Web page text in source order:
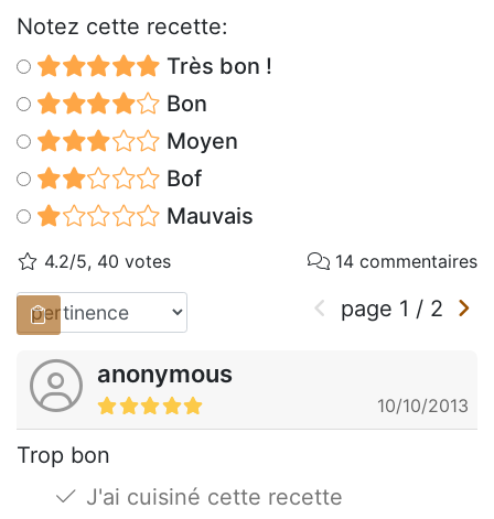
Notez cette recette:
Très bon !
Bon
Moyen
Bof
Mauvais
4.2/5, 40 votes 14 commentaires
page 1 / 2
anonymous
10/10/2013
Trop bon
J'ai cuisiné cette recette